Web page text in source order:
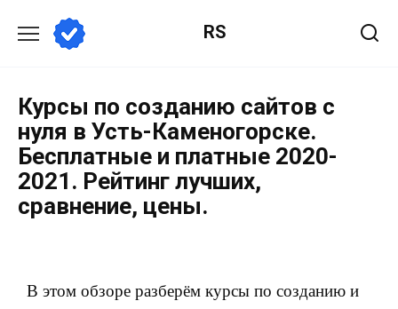
RS
Курсы по созданию сайтов с
нуля в Усть-Каменогорске.
Бесплатные и платные 2020-
2021. Рейтинг лучших,
сравнение, цены.
В этом обзоре разберём курсы по созданию и